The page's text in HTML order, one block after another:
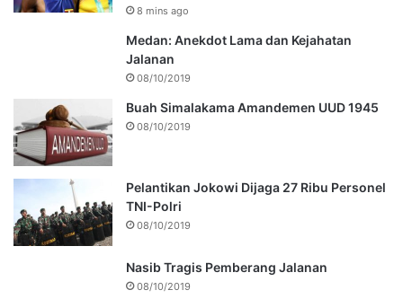
8 mins ago
Medan: Anekdot Lama dan Kejahatan
Jalanan
08/10/2019
Buah Simalakama Amandemen UUD 1945
08/10/2019
Pelantikan Jokowi Dijaga 27 Ribu Personel
TNI-Polri
08/10/2019
Nasib Tragis Pemberang Jalanan
08/10/2019